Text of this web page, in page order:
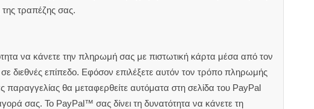
τραπέζης σας.
να κάνετε την πληρωμή σας με πιστωτική κάρτα μέσα από τον
διεθνές επίπεδο. Εφόσον επιλέξετε αυτόν τον τρόπο πληρωμής
θα μεταφερθείτε αυτόματα στη σελίδα του PayPal
σας. Το PayPal™ σας δίνει τη δυνατότητα να κάνετε τη